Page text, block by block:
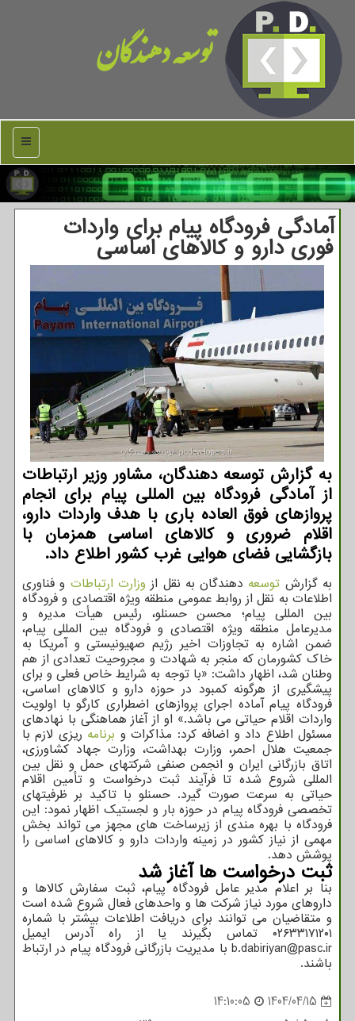
توسعه دهندگان
منو
آمادگی فرودگاه پیام برای واردات
فوری دارو و کالاهای اساسی
به گزارش توسعه دهندگان، مشاور وزیر ارتباطات
از آمادگی فرودگاه بین المللی پیام برای انجام
پروازهای فوق العاده باری با هدف واردات دارو،
اقلام ضروری و کالاهای اساسی همزمان با
بازگشایی فضای هوایی غرب کشور اطلاع داد.
به گزارش توسعه دهندگان به نقل از وزارت ارتباطات و فناوری
اطلاعات به نقل از روابط عمومی منطقه ویژه اقتصادی و فرودگاه
بین المللی پیام؛ محسن حسنلو، رئیس هیأت مدیره و
مدیرعامل منطقه ویژه اقتصادی و فرودگاه بین المللی پیام،
ضمن اشاره به تجاوزات اخیر رژیم صهیونیستی و آمریکا به
خاک کشورمان که منجر به شهادت و مجروحیت تعدادی از هم
وطنان شد، اظهار داشت: «با توجه به شرایط خاص فعلی و برای
پیشگیری از هرگونه کمبود در حوزه دارو و کالاهای اساسی،
فرودگاه پیام آماده اجرای پروازهای اضطراری کارگو با اولویت
واردات اقلام حیاتی می باشد.» او از آغاز هماهنگی با نهادهای
مسئول اطلاع داد و اضافه کرد: مذاکرات و برنامه ریزی لازم با
جمعیت هلال احمر، وزارت بهداشت، وزارت جهاد کشاورزی،
اتاق بازرگانی ایران و انجمن صنفی شرکتهای حمل و نقل بین
المللی شروع شده تا فرآیند ثبت درخواست و تأمین اقلام
حیاتی به سرعت صورت گیرد. حسنلو با تاکید بر ظرفیتهای
تخصصی فرودگاه پیام در حوزه بار و لجستیک اظهار نمود: این
فرودگاه با بهره مندی از زیرساخت های مجهز می تواند بخش
مهمی از نیاز کشور در زمینه واردات دارو و کالاهای اساسی را
پوشش دهد.
ثبت درخواست ها آغاز شد
بنا بر اعلام مدیر عامل فرودگاه پیام، ثبت سفارش کالاها و
داروهای مورد نیاز شرکت ها و واحدهای فعال شروع شده است
و متقاضیان می توانند برای دریافت اطلاعات بیشتر با شماره
۰۲۶۳۳۱۷۱۲۰۱ تماس بگیرند یا از راه آدرس ایمیل
b.dabiriyan@pasc.ir با مدیریت بازرگانی فرودگاه پیام در ارتباط
باشند.
1404/04/15
14:10:05